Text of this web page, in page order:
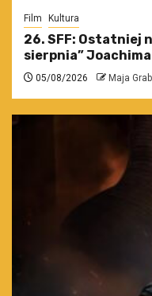
Film Kultura
26. SFF: Ostatniej
sierpnia”
05/08/2026 Maja